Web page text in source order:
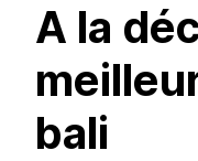
A la
bali